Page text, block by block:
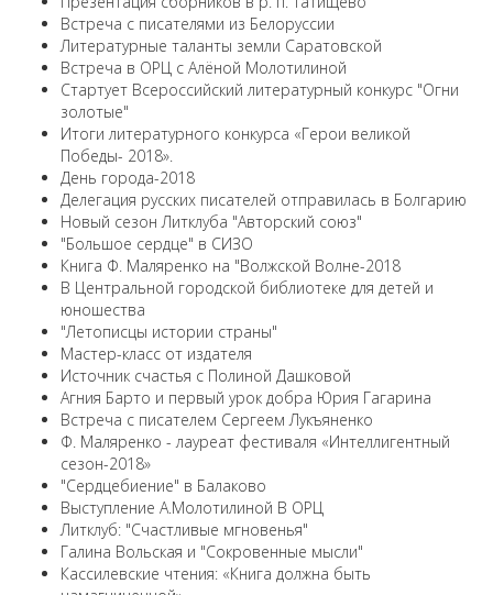
Встреча с писателями из Белоруссии
Литературные таланты земли Саратовской
Встреча в ОРЦ с Алёной Молотилиной
Cтартует Всероссийский литературный конкурс "Огни
золотые"
Итоги литературного конкурса «Герои великой
Победы- 2018».
День города-2018
Делегация русских писателей отправилась в Болгарию
Новый сезон Литклуба "Авторский союз"
"Большое сердце" в СИЗО
Книга Ф. Маляренко на "Волжской Волне-2018
В Центральной городской библиотеке для детей и
юношества
"Летописцы истории страны"
Мастер-класс от издателя
Источник счастья с Полиной Дашковой
Агния Барто и первый урок добра Юрия Гагарина
Встреча с писателем Сергеем Лукъяненко
Ф. Маляренко - лауреат фестиваля «Интеллигентный
сезон-2018»
"Сердцебиение" в Балаково
Выступление А.Молотилиной В ОРЦ
Литклуб: "Счастливые мгновенья"
Галина Вольская и "Сокровенные мысли"
Кассилевские чтения: «Книга должна быть